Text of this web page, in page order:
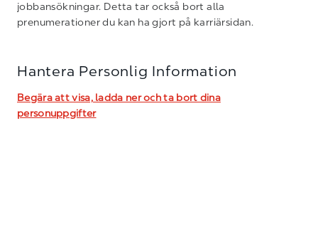
jobbansökningar. Detta tar också bort alla
prenumerationer du kan ha gjort på karriärsidan.
Hantera Personlig Information
Begära att visa, ladda ner och ta bort dina
personuppgifter